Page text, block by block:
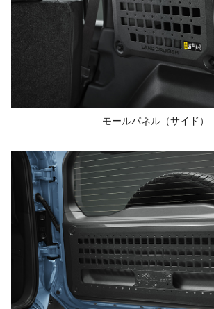
モールパネル （サイド）